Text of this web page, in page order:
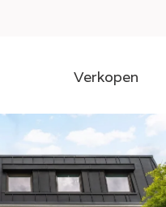
Verkopen